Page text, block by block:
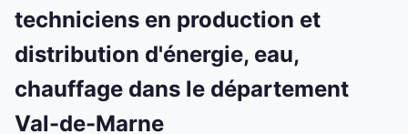
techniciens en production et
distribution d'énergie, eau,
chauffage dans le département
Val-de-Marne